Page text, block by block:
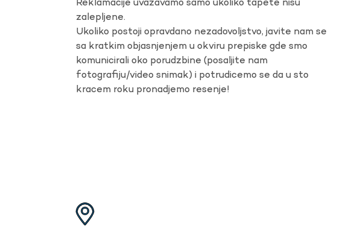
Reklamacije uvazavamo samo ukoliko tapete nisu
zalepljene.
Ukoliko postoji opravdano nezadovoljstvo, javite nam se
sa kratkim objasnjenjem u okviru prepiske gde smo
komunicirali oko porudzbine (posaljite nam
fotografiju/video snimak) i potrudicemo se da u sto
kracem roku pronadjemo resenje!